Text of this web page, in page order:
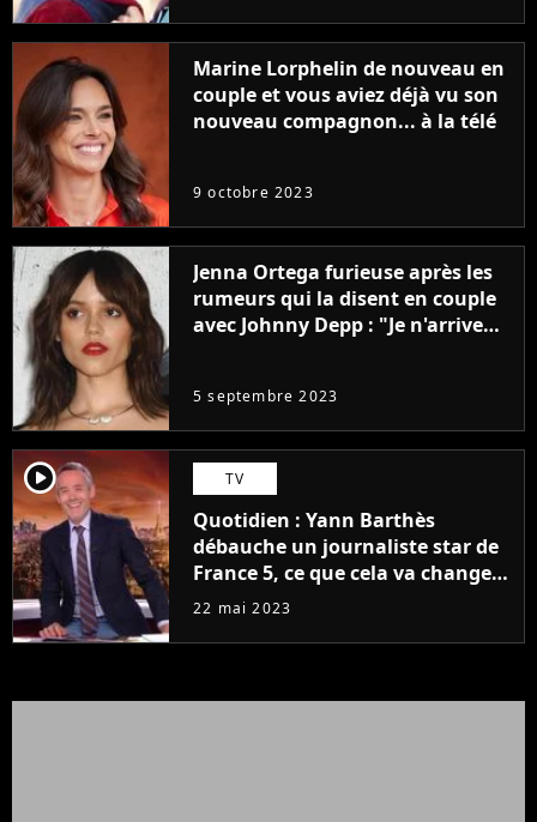
Marine Lorphelin de nouveau en
couple et vous aviez déjà vu son
nouveau compagnon... à la télé
9 octobre 2023
Jenna Ortega furieuse après les
rumeurs qui la disent en couple
avec Johnny Depp : "Je n'arrive
5 septembre 2023
player2 TV
Quotidien : Yann Barthès
débauche un journaliste star de
France 5, ce que cela va changer
à la rentrée
22 mai 2023